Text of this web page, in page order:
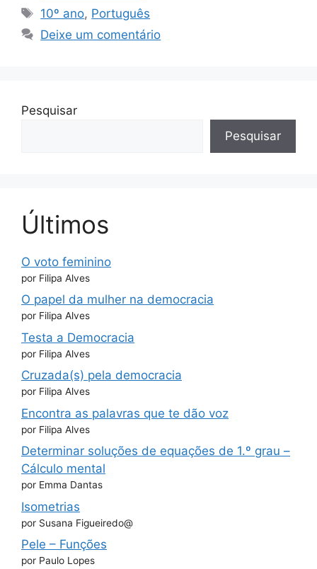
Etiquetas
10º ano, Português
Deixe um comentário
Pesquisar
Pesquisar
Últimos
O voto feminino
por Filipa Alves
O papel da mulher na democracia
por Filipa Alves
Testa a Democracia
por Filipa Alves
Cruzada(s) pela democracia
por Filipa Alves
Encontra as palavras que te dão voz
por Filipa Alves
Determinar soluções de equações de 1.º grau –
Cálculo mental
por Emma Dantas
Isometrias
por Susana Figueiredo@
Pele – Funções
por Paulo Lopes